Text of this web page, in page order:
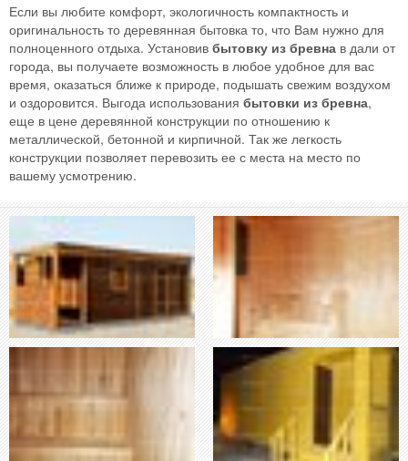
Если вы любите комфорт, экологичность компактность и
оригинальность то деревянная бытовка то, что Вам нужно для
полноценного отдыха. Установив бытовку из бревна в дали от
города, вы получаете возможность в любое удобное для вас
время, оказаться ближе к природе, подышать свежим воздухом
и оздоровится. Выгода использования бытовки из бревна,
еще в цене деревянной конструкции по отношению к
металлической, бетонной и кирпичной. Так же легкость
конструкции позволяет перевозить ее с места на место по
вашему усмотрению.